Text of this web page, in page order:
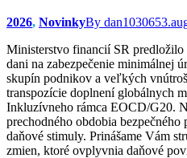
2026, NovinkyBy dan103065
Ministerstvo financií SR predložilo
dani na zabezpečenie minimálnej
skupín podnikov a veľkých
transpozície doplnení globálnych
Inkluzívneho rámca EOCD/G20.
prechodného obdobia
daňové stimuly. Prinášame Vám
zmien, ktoré ovplyvnia daňové